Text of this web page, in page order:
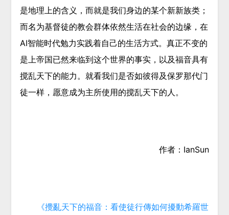
是地理上的含义，而就是我们身边的某个新新族类；
而名为基督徒的教会群体依然生活在社会的边缘，在
AI智能时代勉力实践着自己的生活方式。真正不变的
是上帝国已然来临到这个世界的事实，以及福音具有
搅乱天下的能力。就看我们是否如彼得及保罗那代门
徒一样，愿意成为主所使用的搅乱天下的人。
作者：IanSun
《攪亂天下的福音：看使徒行傳如何擾動希羅世